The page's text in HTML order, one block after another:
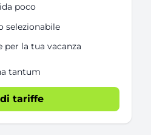
poco
selezionabile
la tua vacanza
tantum
tariffe